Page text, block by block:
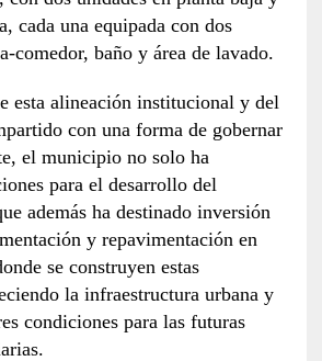
cada una equipada con dos
comedor, baño y área de lavado.
esta alineación institucional y del
con una forma de gobernar
el municipio no solo ha
para el desarrollo del
además ha destinado inversión
y repavimentación en
se construyen estas
la infraestructura urbana y
condiciones para las futuras